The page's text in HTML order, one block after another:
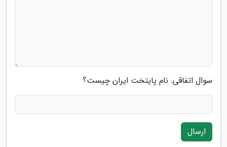
سوال اتفاقی: نام پایتخت ایران چیست؟
ارسال